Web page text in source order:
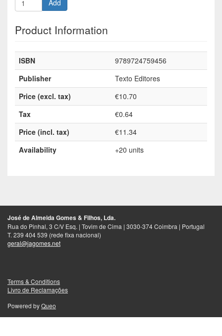
Add
Product Information
ISBN
9789724759456
Publisher
Texto Editores
Price (excl. tax)
€10.70
Tax
€0.64
Price (incl. tax)
€11.34
Availability
+20 units
José de Almeida Gomes & Filhos, Lda.
Rua do Pinhal, 3 C/V Esq. | Tovim de Cima | 3030-374 Coimbra | Portugal
T. 239 404 539 (rede fixa nacional)
geral@jagomes.net
Terms & Conditions
Livro de Reclamações
Powered byQueo